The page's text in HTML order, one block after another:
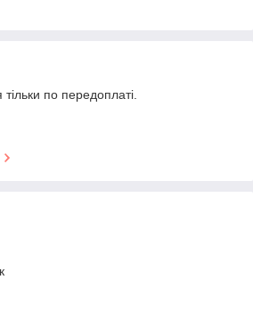
по передоплаті.